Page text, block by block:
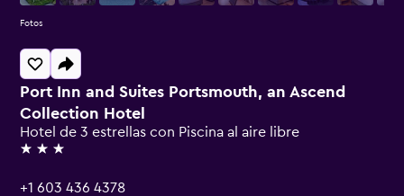
Port Inn and Suites Portsmouth, an Ascend
Collection Hotel
Hotel de 3 estrellas con Piscina al aire libre
3 estrellas
+1 603 436 4378
Fotos